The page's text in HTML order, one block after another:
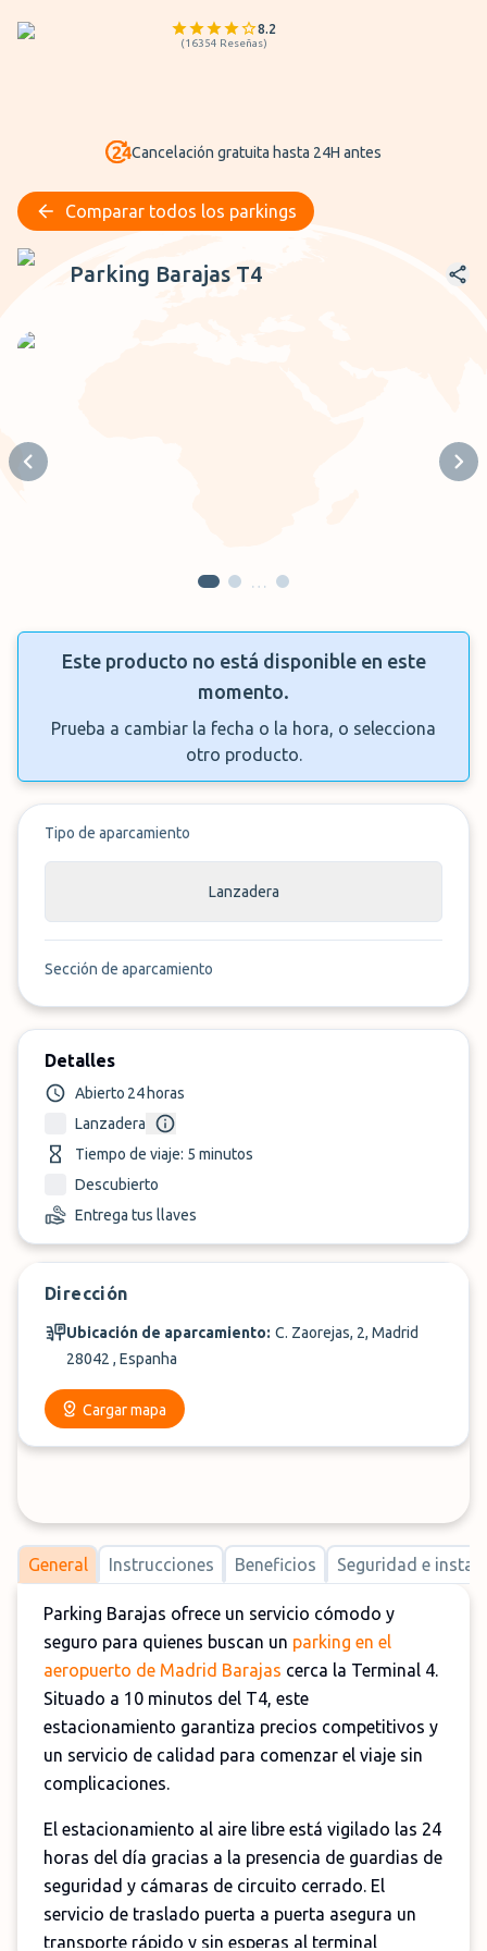
8.2
(16354 Reseñas)
Cancelación gratuita hasta 24H antes
Comparar todos los parkings
Parking Barajas T4
Parking Barajas T4
Previous slide
…
Este producto no está disponible en este
momento.
Prueba a cambiar la fecha o la hora, o selecciona
otro producto.
Tipo de aparcamiento
Lanzadera
Sección de aparcamiento
Detalles
Abierto 24 horas
Lanzadera
Tiempo de viaje: 5 minutos
Descubierto
Entrega tus llaves
Dirección
Ubicación de aparcamiento: C. Zaorejas, 2, Madrid
28042 , Espanha
Cargar mapa
General Instrucciones Beneficios Seguridad e
Parking Barajas ofrece un servicio cómodo y
seguro para quienes buscan un parking en el
aeropuerto de Madrid Barajas cerca la Terminal 4.
Situado a 10 minutos del T4, este
estacionamiento garantiza precios competitivos y
un servicio de calidad para comenzar el viaje sin
complicaciones.
El estacionamiento al aire libre está vigilado las 24
horas del día gracias a la presencia de guardias de
seguridad y cámaras de circuito cerrado. El
servicio de traslado puerta a puerta asegura un
transporte rápido y sin esperas al terminal